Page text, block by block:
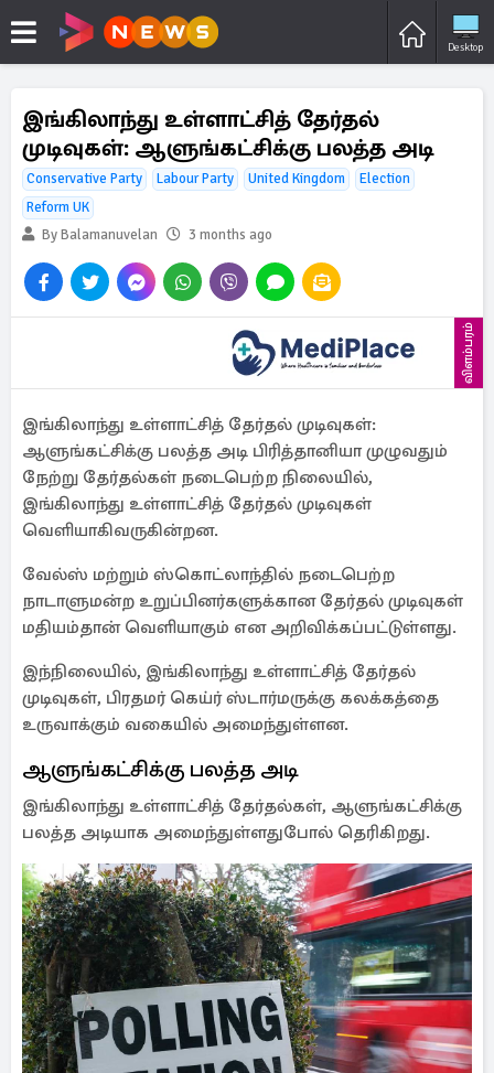
Desktop
இங்கிலாந்து உள்ளாட்சித் தேர்தல்
முடிவுகள்: ஆளுங்கட்சிக்கு பலத்த அடி
Conservative Party Labour Party United Kingdom
Election
Reform UK
By Balamanuvelan
3 months ago
விளம்பரம்
இங்கிலாந்து உள்ளாட்சித் தேர்தல் முடிவுகள்:
ஆளுங்கட்சிக்கு பலத்த அடி பிரித்தானியா முழுவதும்
நேற்று தேர்தல்கள் நடைபெற்ற நிலையில்,
இங்கிலாந்து உள்ளாட்சித் தேர்தல் முடிவுகள்
வெளியாகிவருகின்றன.
வேல்ஸ் மற்றும் ஸ்கொட்லாந்தில் நடைபெற்ற
நாடாளுமன்ற உறுப்பினர்களுக்கான தேர்தல் முடிவுகள்
மதியம்தான் வெளியாகும் என அறிவிக்கப்பட்டுள்ளது.
இந்நிலையில், இங்கிலாந்து உள்ளாட்சித் தேர்தல்
முடிவுகள், பிரதமர் கெய்ர் ஸ்டார்மருக்கு கலக்கத்தை
உருவாக்கும் வகையில் அமைந்துள்ளன.
ஆளுங்கட்சிக்கு பலத்த அடி
இங்கிலாந்து உள்ளாட்சித் தேர்தல்கள், ஆளுங்கட்சிக்கு
பலத்த அடியாக அமைந்துள்ளதுபோல் தெரிகிறது.